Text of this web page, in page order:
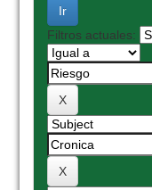
Filtros actuales: